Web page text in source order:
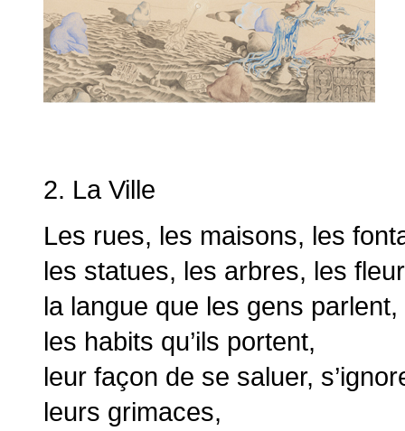
2. La Ville
Les rues, les maisons, les
les statues, les arbres, les
la langue que les gens parlent,
les habits qu’ils portent,
leur façon de se saluer,
leurs grimaces,